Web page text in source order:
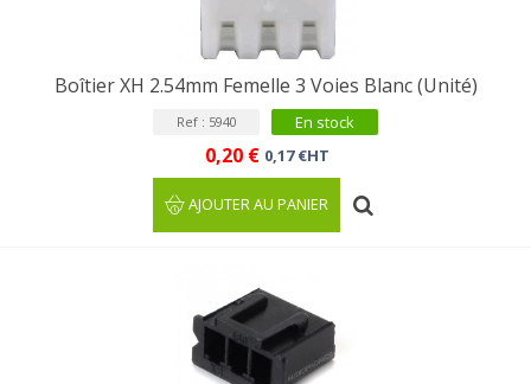
Boîtier XH 2.54mm Femelle 3 Voies Blanc (Unité)
Ref : 5940 En stock
0,20 € 0,17 €HT
AJOUTER AU PANIER